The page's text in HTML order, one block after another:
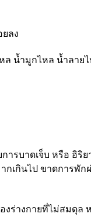
ลง
ล น้ำมูกไหล น้ำลา
รบาดเจ็บ หรือ อิริ
เกินไป ขาดการพัก
ร่างกายที่ไม่สมดุล